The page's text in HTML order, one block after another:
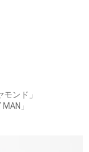
ンド」
」